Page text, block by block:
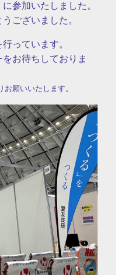
参加いたしました。
ございました。
っています。
お待ちしておりま
願いいたします。